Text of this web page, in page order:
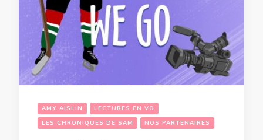
AMY AISLIN
LECTURES EN VO
LES CHRONIQUES DE SAM
NOS PARTENAIRES